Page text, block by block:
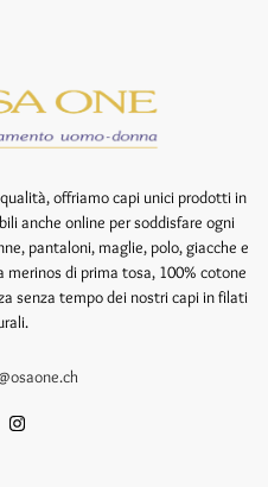
offriamo capi unici prodotti in
anche online per soddisfare ogni
pantaloni, maglie, polo, giacche e
di prima tosa, 100% cotone
senza tempo dei nostri capi in filati